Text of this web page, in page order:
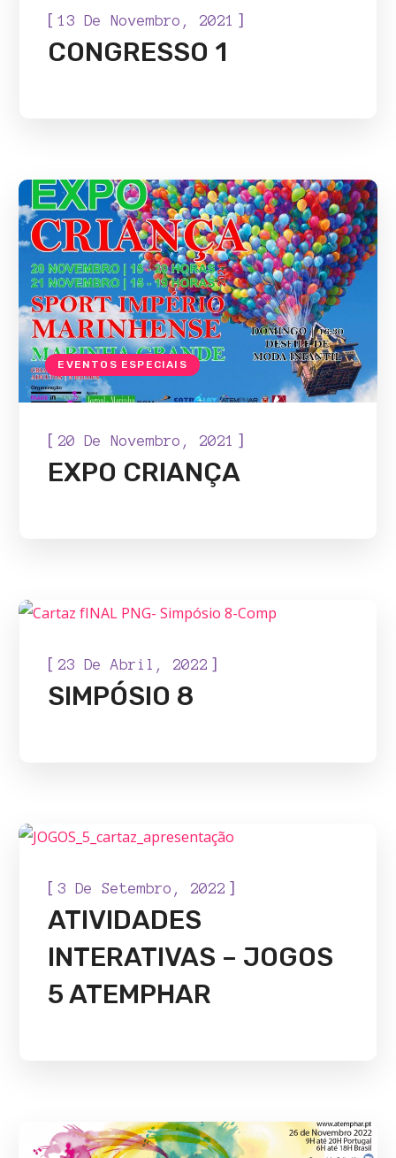
[13 De Novembro, 2021 ]
CONGRESSO 1
EVENTOS ESPECIAIS
[ 20 De Novembro, 2021 ]
EXPO CRIANÇA
[ 23 De Abril, 2022 ]
SIMPÓSIO 8
[3 De Setembro, 2022 ]
ATIVIDADES
INTERATIVAS – JOGOS
5 ATEMPHAR